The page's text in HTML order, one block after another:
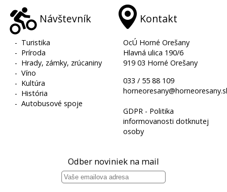
Návštevník
- Turistika
- Príroda
- Hrady, zámky, zrúcaniny
-Víno
- Kultúra
- História
-Autobusové spoje
Kontakt
OcÚ Horné Orešany
Hlavná ulica 190/6
919 03 Horné Orešany
033 / 55 88 109
GDPR - Politika
informovanosti dotknutej
osoby
Odber noviniek na mail